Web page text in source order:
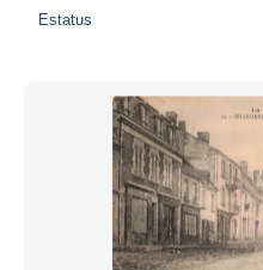
Estatus